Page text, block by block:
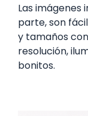
Las imágenes
parte, son
y tamaños
resolución,
bonitos.